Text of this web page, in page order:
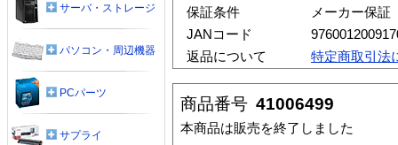
保証条件
メーカー保証
JANコード
返品について
特定商取引法
商品番号 41006499
本商品は販売を終了しました
サーバ・ストレージ
パソコン・周辺機器
PCパーツ
サプライ